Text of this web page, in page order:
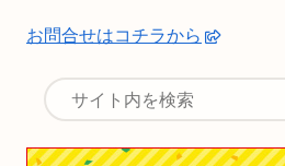
お問合せはコチラから